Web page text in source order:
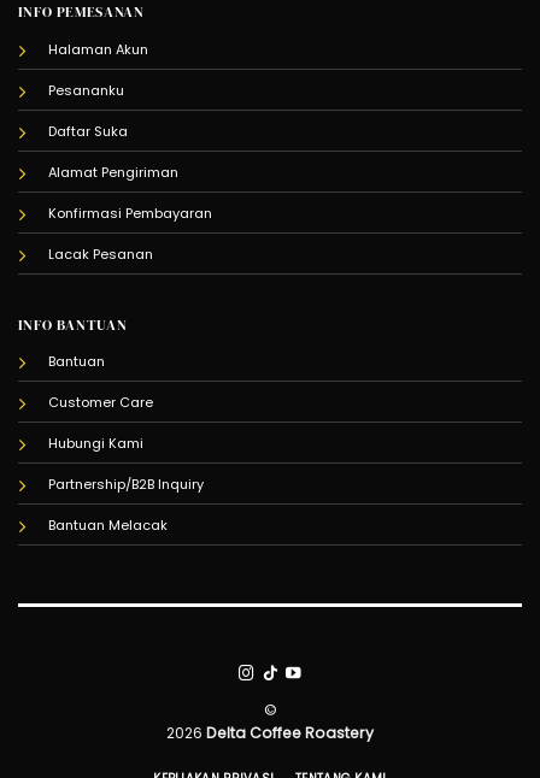
INFO PEMESANAN
Halaman Akun
Pesananku
Daftar Suka
Alamat Pengiriman
Konfirmasi Pembayaran
Lacak Pesanan
INFO BANTUAN
Bantuan
Customer Care
Hubungi Kami
Partnership/B2B Inquiry
Bantuan Melacak
©
2026 Delta Coffee Roastery